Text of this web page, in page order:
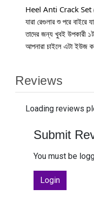
Heel Anti Crack Set
যারা রেগুলার শু পরে বাইরে
তাদের জন্য খুবই উপকারী
আপনারা চাইলে এটা ইউজ
Reviews
Loading reviews
Submit
You must be
Login